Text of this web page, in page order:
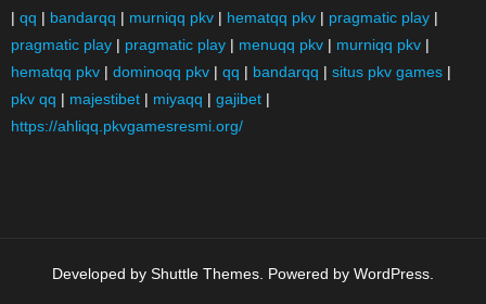
| qq | bandarqq | murniqq pkv | hematqq pkv | pragmatic play |
pragmatic play | pragmatic play | menuqq pkv | murniqq pkv |
hematqq pkv | dominoqq pkv | qq | bandarqq | situs pkv games |
pkv qq | majestibet | miyaqq | gajibet |
https://ahliqq.pkvgamesresmi.org/
Developed by Shuttle Themes . Powered by WordPress